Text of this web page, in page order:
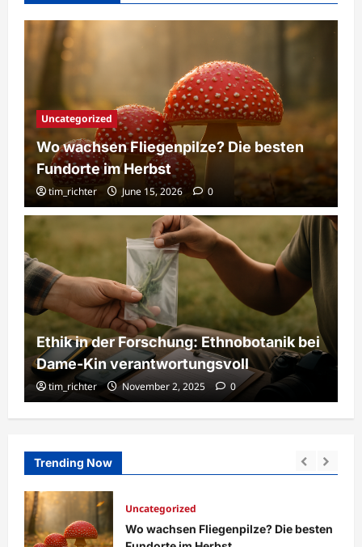
Uncategorized
Wo wachsen Fliegenpilze? Die besten
Fundorte im Herbst
tim_richter June 15, 2026 0
Ethik in der Forschung: Ethnobotanik bei
Dame-Kin verantwortungsvoll
tim_richter November 2, 2025 0
Trending Now
Ethik in der Forschung: Ethnobotanik
bei Dame-Kin verantwortungsvoll